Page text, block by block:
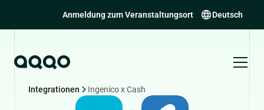
Anmeldung zum Veranstaltungsort Deutsch
Integrationen Ingenico x Cash